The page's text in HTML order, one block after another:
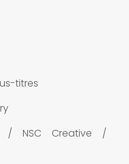
titres
NSC Creative /